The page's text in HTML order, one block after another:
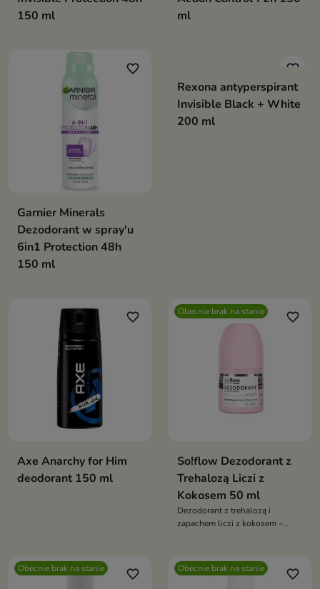
150 ml
ml
favorite_border
Garnier Minerals
Dezodorant w spray'u
6in1 Protection 48h
150 ml
favorite_border
Rexona antyperspirant
Invisible Black + White
200 ml
favorite_border
Axe Anarchy for Him
deodorant 150 ml
Obecnie brak na stanie favorite_border
So!flow Dezodorant z
Trehalozą Liczi z
Kokosem 50 ml
Dezodorant z trehalozą i
zapachem liczi z kokosem –
bez podrażnień i nieprzyjemnych
zapachów
Obecnie brak na stanie favorite_border Obecnie brak na stanie favorite_border